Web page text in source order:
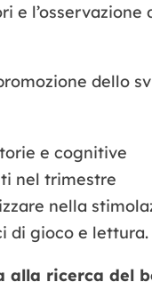
e
dello
e cognitive
nel trimestre
nella
di gioco e lettura.
ricerca del